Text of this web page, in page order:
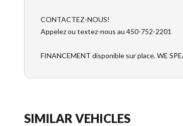
CONTACTEZ-NOUS!
Appelez ou textez-nous au 450-752-2201
FINANCEMENT disponible sur place. WE
SIMILAR VEHICLES